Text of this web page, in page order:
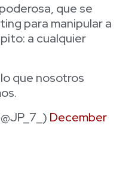
que se
para manipular a
a cualquier
que nosotros
December